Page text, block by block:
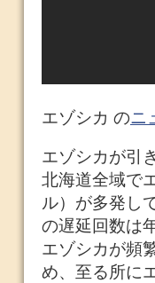
エゾシカ のニ
エゾシカが引
北海道全域で
ル）が多発し
の遅延回数は
エゾシカが頻
め、至る所に